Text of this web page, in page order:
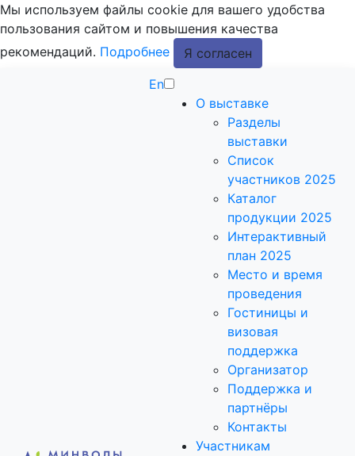
Мы используем файлы cookie для вашего удобства
пользования сайтом и повышения качества
рекомендаций. Подробнее
Я согласен
En
О выставке
Разделы
выставки
Список
участников 2025
Каталог
продукции 2025
Интерактивный
план 2025
Место и время
проведения
Гостиницы и
визовая
поддержка
Организатор
Поддержка и
партнёры
Контакты
Участникам